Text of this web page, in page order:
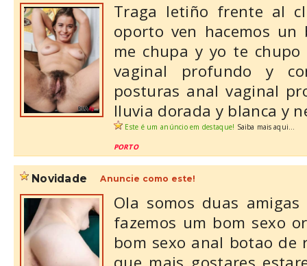
Traga letiño frente al
oporto ven hacemos
me chupa y yo te
vaginal profundo y
posturas anal vaginal
lluvia dorada y blanca y
Este é um anúncio em destaque! Saiba mais aqui...
PORTO
novidade Anuncie como este!
Ola somos duas
fazemos um bom sexo
bom sexo anal botao de